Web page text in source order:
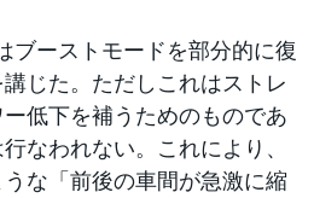
ブーストモードを部分的に復
じた。ただしこれはストレ
低下を補うためのものであ
なわれない。これにより、
な「前後の車間が急激に縮